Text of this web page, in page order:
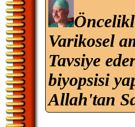
Varikosel
Tavsiye
biyopsisi
Allah'tan